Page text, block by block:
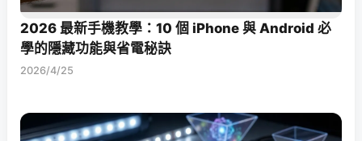
2026 最新手機教學：10 個 iPhone 與 Android 必
學的隱藏功能與省電秘訣
2026/4/25